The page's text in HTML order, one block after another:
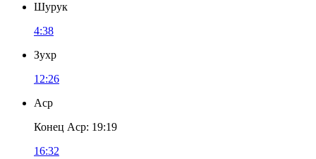
Шурук
4:38
Зухр
12:26
Аср
Конец Аср: 19:19
16:32